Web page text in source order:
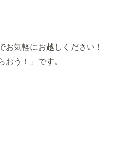
気軽にお越しください！
う！」です。